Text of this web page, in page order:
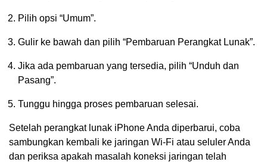
Pilih opsi “Umum”.
Gulir ke bawah dan pilih “Pembaruan Perangkat Lunak”.
Jika ada pembaruan yang tersedia, pilih “Unduh dan
Pasang”.
Tunggu hingga proses pembaruan selesai.
Setelah perangkat lunak iPhone Anda diperbarui, coba
sambungkan kembali ke jaringan Wi-Fi atau seluler Anda
dan periksa apakah masalah koneksi jaringan telah